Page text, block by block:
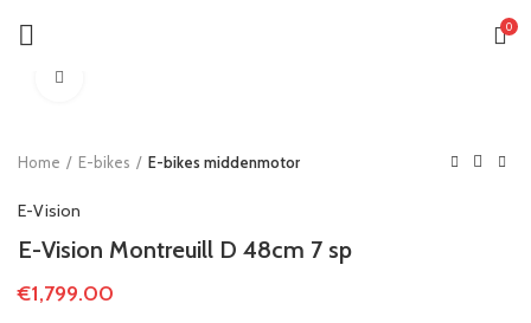
0
Home E-bikes E-bikes middenmotor
E-Vision
E-Vision Montreuill D 48cm 7 sp
€1,799.00